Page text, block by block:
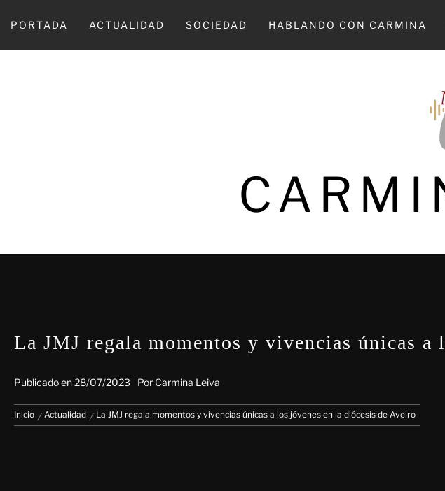
PORTADA ACTUALIDAD SOCIEDAD HABLANDO CON CARMINA
La JMJ regala momentos y vivencias únicas a
Publicado en28/07/2023 Por Carmina Leiva
Inicio Actualidad La JMJ regala momentos y vivencias únicas a los jóvenes en la diócesis de Aveiro